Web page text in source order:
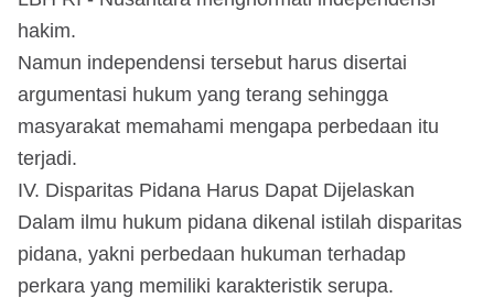
hakim.
Namun independensi tersebut harus disertai
argumentasi hukum yang terang sehingga
masyarakat memahami mengapa perbedaan itu
terjadi.
IV. Disparitas Pidana Harus Dapat Dijelaskan
Dalam ilmu hukum pidana dikenal istilah disparitas
pidana, yakni perbedaan hukuman terhadap
perkara yang memiliki karakteristik serupa.